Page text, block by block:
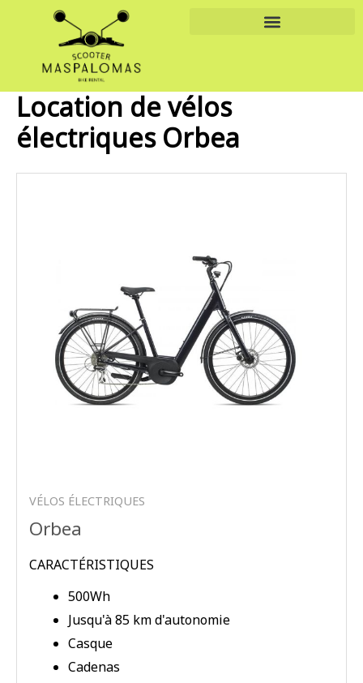
Location de vélos
électriques Orbea
VÉLOS ÉLECTRIQUES
Orbea
CARACTÉRISTIQUES
500Wh
Jusqu'à 85 km d'autonomie
Casque
Cadenas